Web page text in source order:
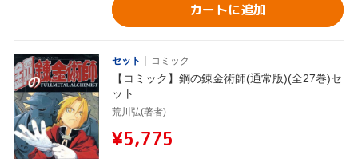
カートに追加
セット コミック
【コミック】鋼の錬金術師(通常版)(全27巻)セ
ット
荒川弘(著者)
¥5,775